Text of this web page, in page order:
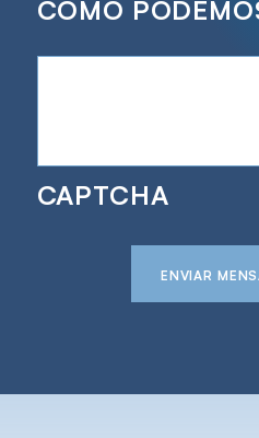
COMO
CAPTCHA
ENVIAR